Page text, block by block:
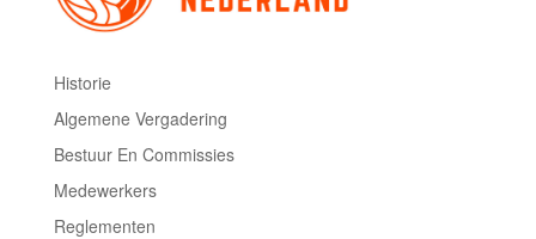
Historie
Algemene Vergadering
Bestuur En Commissies
Medewerkers
Reglementen